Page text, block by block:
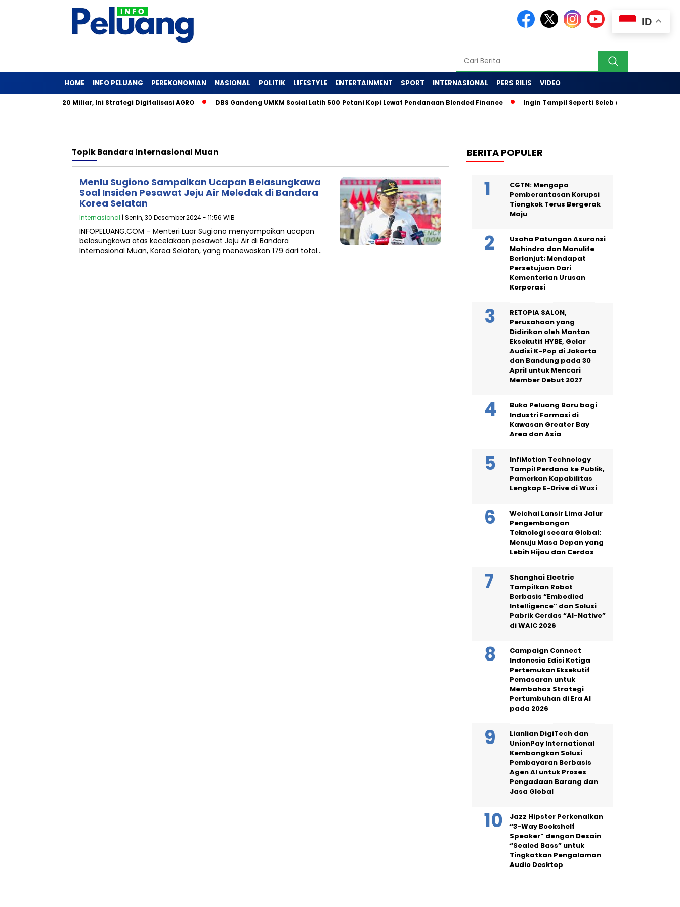
HOME INFO PELUANG PEREKONOMIAN NASIONAL POLITIK LIFESTYLE ENTERTAINMENT SPORT INTERNASIONAL PERS RILIS VIDEO
Saham Rp20 Miliar, Ini Strategi Digitalisasi AGRO DBS Gandeng UMKM Sosial Latih 500 Petani Kopi Lewat Pendanaan Blended Finance Ingin Tampil Seperti Seleb di Media? Tak
TopikBandara Internasional Muan
Menlu Sugiono Sampaikan Ucapan Belasungkawa
Soal Insiden Pesawat Jeju Air Meledak di Bandara
Korea Selatan
Internasional | Senin, 30 Desember 2024 - 11:56 WIB
INFOPELUANG.COM – Menteri Luar Sugiono menyampaikan ucapan
belasungkawa atas kecelakaan pesawat Jeju Air di Bandara
Internasional Muan, Korea Selatan, yang menewaskan 179 dari total…
BERITA POPULER
CGTN: Mengapa
Pemberantasan Korupsi
Tiongkok Terus Bergerak
Maju
Usaha Patungan Asuransi
Mahindra dan Manulife
Berlanjut; Mendapat
Persetujuan Dari
Kementerian Urusan
Korporasi
RETOPIA SALON,
Perusahaan yang
Didirikan oleh Mantan
Eksekutif HYBE, Gelar
Audisi K-Pop di Jakarta
dan Bandung pada 30
April untuk Mencari
Member Debut 2027
Buka Peluang Baru bagi
Industri Farmasi di
Kawasan Greater Bay
Area dan Asia
InfiMotion Technology
Tampil Perdana ke Publik,
Pamerkan Kapabilitas
Lengkap E-Drive di Wuxi
Weichai Lansir Lima Jalur
Pengembangan
Teknologi secara Global:
Menuju Masa Depan yang
Lebih Hijau dan Cerdas
Shanghai Electric
Tampilkan Robot
Berbasis “Embodied
Intelligence” dan Solusi
Pabrik Cerdas “AI-Native”
di WAIC 2026
Campaign Connect
Indonesia Edisi Ketiga
Pertemukan Eksekutif
Pemasaran untuk
Membahas Strategi
Pertumbuhan di Era AI
pada 2026
Lianlian DigiTech dan
UnionPay International
Kembangkan Solusi
Pembayaran Berbasis
Agen AI untuk Proses
Pengadaan Barang dan
Jasa Global
Jazz Hipster Perkenalkan
“3-Way Bookshelf
Speaker” dengan Desain
“Sealed Bass” untuk
Tingkatkan Pengalaman
Audio Desktop
ID